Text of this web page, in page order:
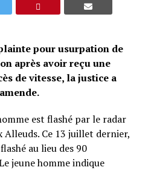
pour usurpation de
après avoir reçu une
de vitesse, la justice a
est flashé par le radar
Alleuds. Ce 13 juillet dernier,
au lieu des 90
jeune homme indique